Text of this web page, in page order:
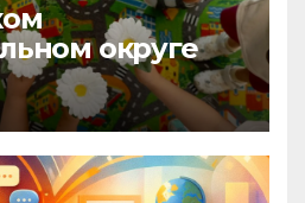
округе
правовой
Дню
и верности